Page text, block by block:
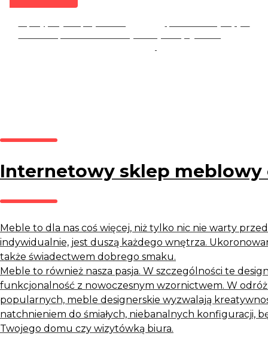
Internetowy sklep meblowy
Meble to dla nas coś więcej, niż tylko nic nie warty
indywidualnie, jest duszą każdego wnętrza.
także świadectwem dobrego smaku.
Meble to również nasza pasja. W szczególności te
funkcjonalność z nowoczesnym wzornictwem. W
popularnych, meble designerskie wyzwalają
natchnieniem do śmiałych, niebanalnych konfiguracji,
Twojego domu czy wizytówką biura.